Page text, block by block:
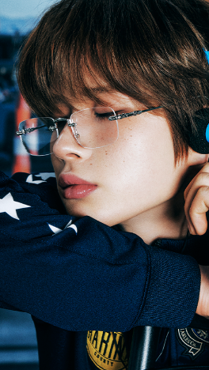
THE
INDUSTRY
PLAYLIST
NoW
ALL
ARTICLES
LOGIN